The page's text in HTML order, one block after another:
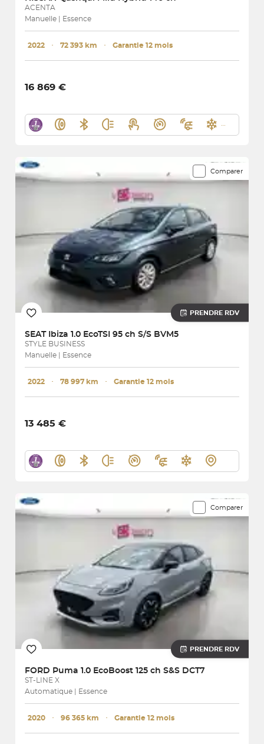
ACENTA
Manuelle | Essence
2022 ･ 72 393 km ･ Garantie 12 mois
16 869 €
Comparer
PRENDRE RDV
SEAT Ibiza 1.0 EcoTSI 95 ch S/S BVM5
STYLE BUSINESS
Manuelle | Essence
2022 ･ 78 997 km ･ Garantie 12 mois
13 485 €
Comparer
PRENDRE RDV
FORD Puma 1.0 EcoBoost 125 ch S&S DCT7
ST-LINE X
Automatique | Essence
2020 ･ 96 365 km ･ Garantie 12 mois